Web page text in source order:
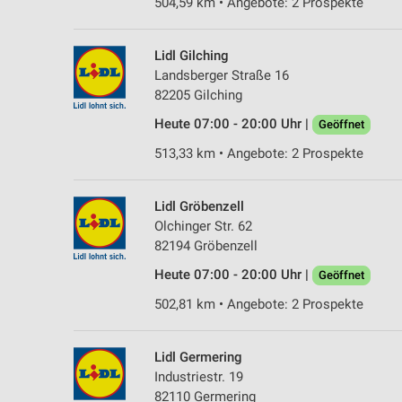
Lidl Gilching
Landsberger Straße 16
82205 Gilching
Heute 07:00 - 20:00 Uhr |
Geöffnet
513,33 km • Angebote: 2 Prospekte
Lidl Gröbenzell
Olchinger Str. 62
82194 Gröbenzell
Heute 07:00 - 20:00 Uhr |
Geöffnet
502,81 km • Angebote: 2 Prospekte
Lidl Germering
Industriestr. 19
82110 Germering